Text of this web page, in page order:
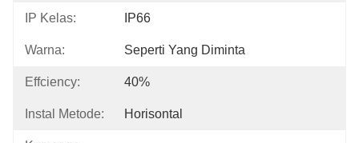
IP Kelas: IP66
Warna: Seperti Yang Diminta
Effciency: 40%
Instal Metode: Horisontal